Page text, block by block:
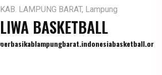
KAB. LAMPUNG BARAT, Lampung
LIWA BASKETBALL
perbasikablampungbarat.indonesiabasketball.org